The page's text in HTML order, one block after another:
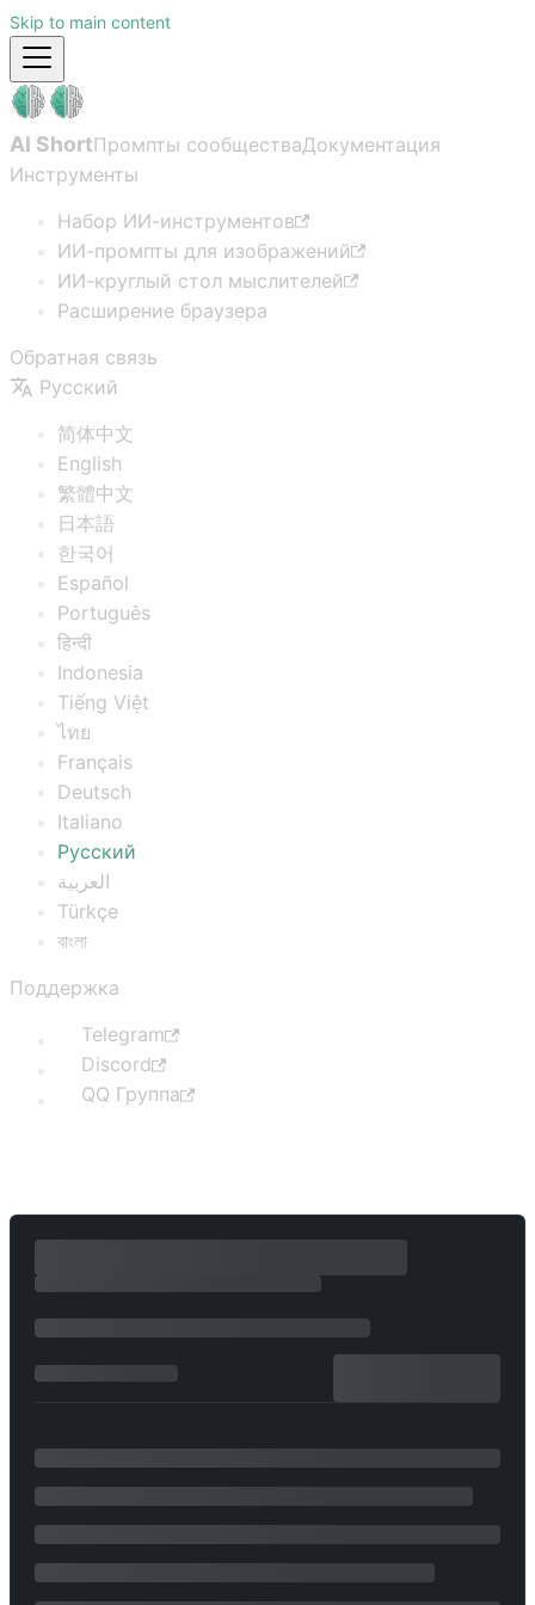
Skip to main content
AI ShortПромпты сообществаДокументация
Инструменты
Набор ИИ-инструментов
ИИ-промпты для изображений
ИИ-круглый стол мыслителей
Расширение браузера
Обратная связь
Русский
简体中文
English
繁體中文
日本語
한국어
Español
Português
हिन्दी
Indonesia
Tiếng Việt
ไทย
Français
Deutsch
Italiano
Русский
العربية
Türkçe
বাংলা
Поддержка
Telegram
Discord
QQ Группа